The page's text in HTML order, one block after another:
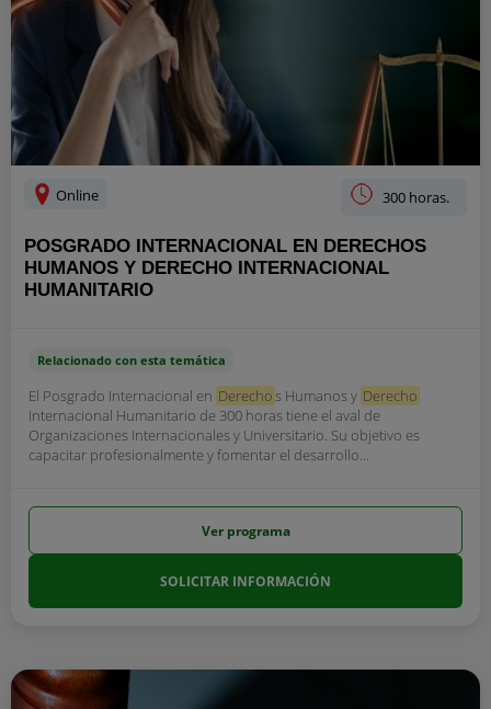
Online 300 horas.
POSGRADO INTERNACIONAL EN DERECHOS
HUMANOS Y DERECHO INTERNACIONAL
HUMANITARIO
Relacionado con esta temática
El Posgrado Internacional en Derechos Humanos y Derecho
Internacional Humanitario de 300 horas tiene el aval de
Organizaciones Internacionales y Universitario. Su objetivo es
capacitar profesionalmente y fomentar el desarrollo...
Ver programa
SOLICITAR INFORMACIÓN